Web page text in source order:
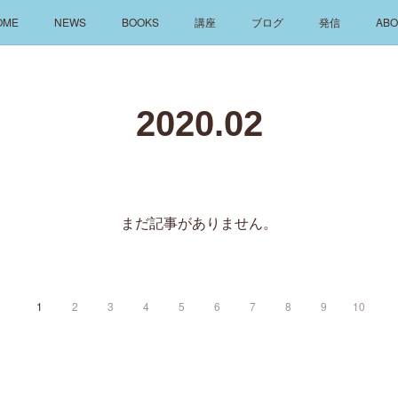
NEWS BOOKS 講座 ブログ 発信
2020.02
まだ記事がありません。
1 2 3 4 5 6 7 8 9 10